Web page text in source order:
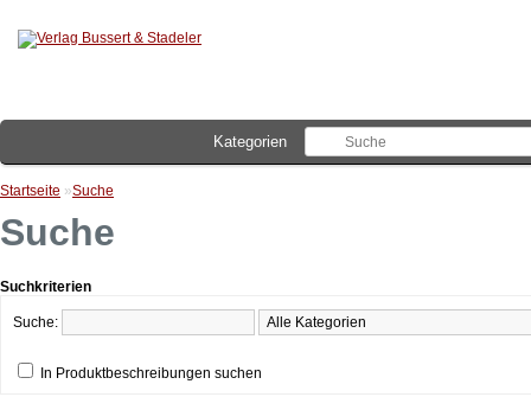
Kategorien
Startseite »Suche
Suche
Suchkriterien
Suche:
In Produktbeschreibungen suchen